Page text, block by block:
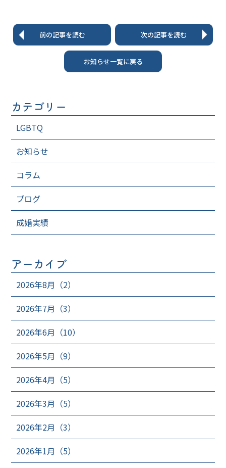
前の記事を読む
お知らせ一覧に戻る
次の記事を読む
カテゴリー
LGBTQ
お知らせ
コラム
ブログ
成婚実績
アーカイブ
2026年8月（2）
2026年7月（3）
2026年6月（10）
2026年5月（9）
2026年4月（5）
2026年3月（5）
2026年2月（3）
2026年1月（5）